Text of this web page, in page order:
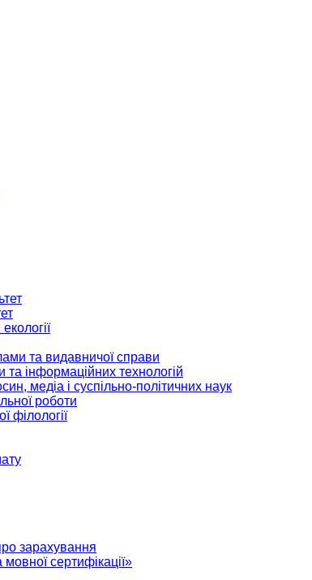
та видавничої справи
та інформаційних технологій
медіа і суспільно-політичних наук
роботи
філології
зарахування
сертифікації»